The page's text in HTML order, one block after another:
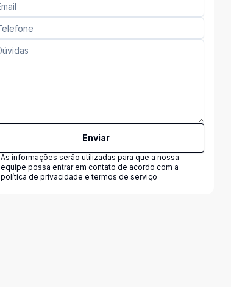
Enviar
As informações serão utilizadas para que a nossa
equipe possa entrar em contato de acordo com a
política de privacidade e termos de serviço